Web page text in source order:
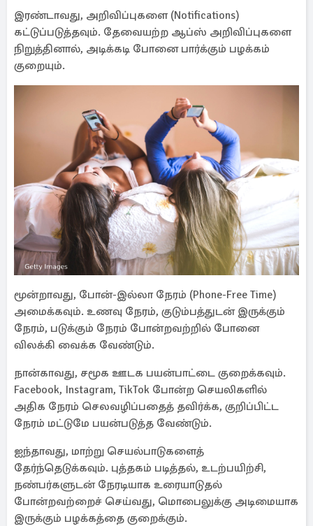
இரண்டாவது, அறிவிப்புகளை (Notifications)
கட்டுப்படுத்தவும். தேவையற்ற ஆப்ஸ் அறிவிப்புகளை
நிறுத்தினால், அடிக்கடி போனை பார்க்கும் பழக்கம்
குறையும்.
மூன்றாவது, போன்-இல்லா நேரம் (Phone-Free Time)
அமைக்கவும். உணவு நேரம், குடும்பத்துடன் இருக்கும்
நேரம், படுக்கும் நேரம் போன்றவற்றில் போனை
விலக்கி வைக்க வேண்டும்.
நான்காவது, சமூக ஊடக பயன்பாட்டை குறைக்கவும்.
Facebook, Instagram, TikTok போன்ற செயலிகளில்
அதிக நேரம் செலவழிப்பதைத் தவிர்க்க, குறிப்பிட்ட
நேரம் மட்டுமே பயன்படுத்த வேண்டும்.
ஐந்தாவது, மாற்று செயல்பாடுகளைத்
தேர்ந்தெடுக்கவும். புத்தகம் படித்தல், உடற்பயிற்சி,
நண்பர்களுடன் நேரடியாக உரையாடுதல்
போன்றவற்றைச் செய்வது, மொபைலுக்கு அடிமையாக
இருக்கும் பழக்கத்தை குறைக்கும்.